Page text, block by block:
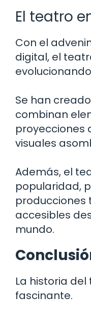
El teatro
Con el
digital, el
Se han
combinan
proyecciones
visuales
Además, el
popularidad,
producciones
accesibles
mundo.
La historia
fascinante.